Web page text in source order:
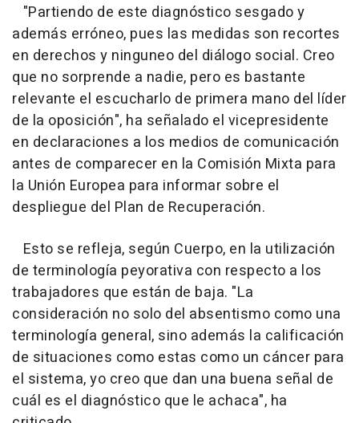
"Partiendo de este diagnóstico sesgado y
además erróneo, pues las medidas son recortes
en derechos y ninguneo del diálogo social. Creo
que no sorprende a nadie, pero es bastante
relevante el escucharlo de primera mano del líder
de la oposición", ha señalado el vicepresidente
en declaraciones a los medios de comunicación
antes de comparecer en la Comisión Mixta para
la Unión Europea para informar sobre el
despliegue del Plan de Recuperación.
Esto se refleja, según Cuerpo, en la utilización
de terminología peyorativa con respecto a los
trabajadores que están de baja. "La
consideración no solo del absentismo como una
terminología general, sino además la calificación
de situaciones como estas como un cáncer para
el sistema, yo creo que dan una buena señal de
cuál es el diagnóstico que le achaca", ha